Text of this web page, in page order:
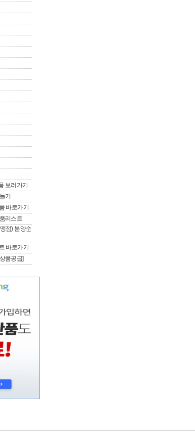
보러가기
기
바로가기
리스트
점) 분양순
바로가기
품공급]